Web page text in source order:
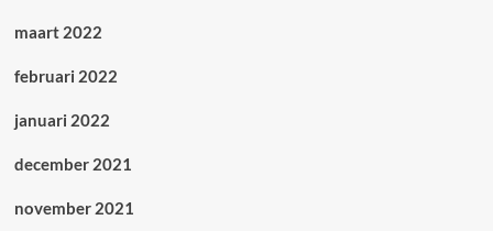
maart 2022
februari 2022
januari 2022
december 2021
november 2021